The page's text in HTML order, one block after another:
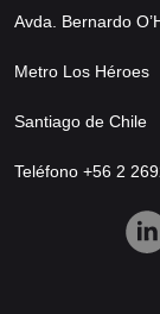
Avda. Bernardo
Metro Los Héroes
Santiago de Chile
Teléfono +56 2